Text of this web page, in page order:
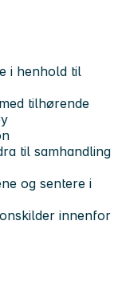
i henhold til
tilhørende
til samhandling
og sentere i
innenfor